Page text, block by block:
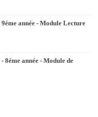
année - Module Lecture
année - Module de